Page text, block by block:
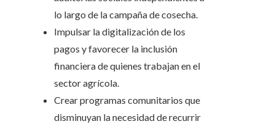
lo largo de la campaña de cosecha.
Impulsar la digitalización de los
pagos y favorecer la inclusión
financiera de quienes trabajan en el
sector agrícola.
Crear programas comunitarios que
disminuyan la necesidad de recurrir